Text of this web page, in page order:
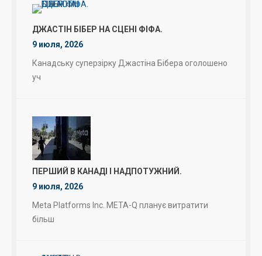
ДЖАСТІН БІБЕР НА СЦЕНІ ФІФА.
9 июля, 2026
Канадську суперзірку Джастіна Бібера оголошено
уч
ПЕРШИЙ В КАНАДІ І НАДПОТУЖНИЙ.
9 июля, 2026
Meta Platforms Inc. META-Q планує витратити
більш